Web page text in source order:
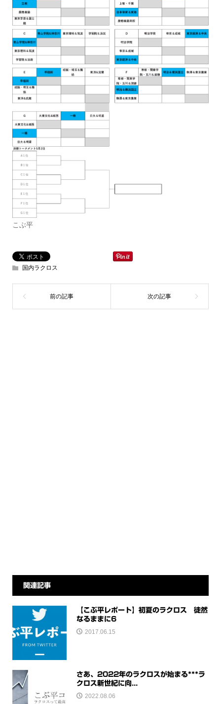
こぶ平
国内ラクロス
関連記事
【こぶ平レポート】初夏のラクロス 徒然
なるままに6
2017.06.15
さあ、2022年のラクロスが始まる***ラ
クロス新世紀に向...
2022.08.06